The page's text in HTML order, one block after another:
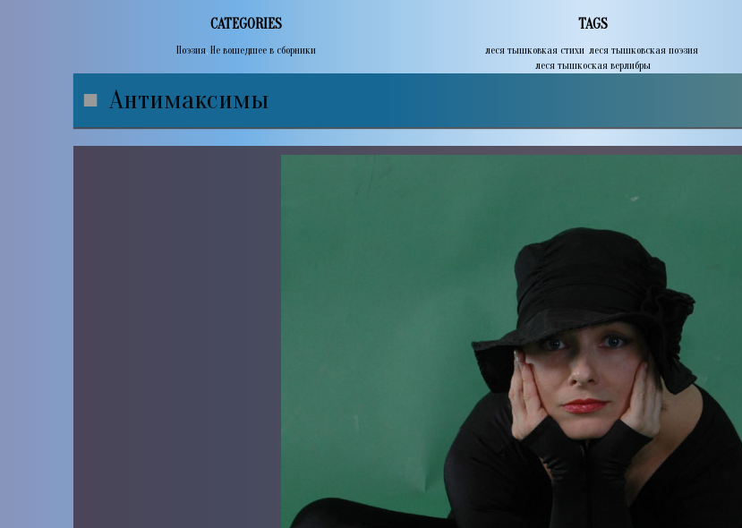
CATEGORIES
Поэзия,Не вошедшее в сборники
TAGS
леся тышковкая стихи леся тышковская поэзия
леся тышкоская верлибры
Антимаксимы